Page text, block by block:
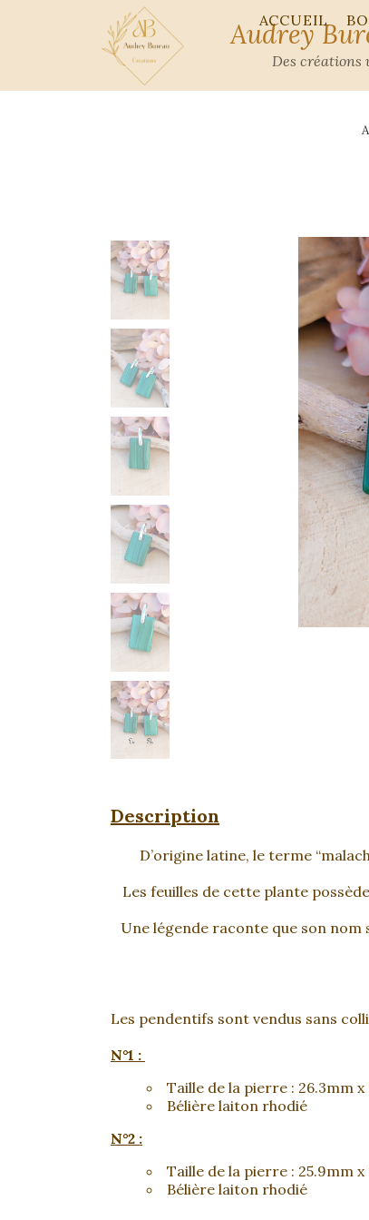
Audrey
Des créations
ACCUEIL
Description
D’origine latine, le terme
Les feuilles de cette plante
Une légende raconte que son nom
Les pendentifs sont vendus sans
N°1 :
Taille de la pierre : 26.3mm x
Bélière laiton rhodié
N°2 :
Taille de la pierre : 25.9mm x
Bélière laiton rhodié